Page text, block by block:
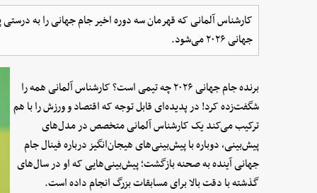
کارشناس آلمانی که قهرمان سه دوره اخیر جام جهانی را به
جهانی ۲۰۲۶ می‌شود.
برنده جام جهانی ۲۰۲۶ چه تیمی است؟ کارشناس آلمانی همه را
شگفت‌زده کرد! در پدیده‌ای قابل توجه که اقتصاد و ورزش را با هم
ترکیب می‌کند یک کارشناس آلمانی متخصص در مدل‌های
پیش‌بینی، دوباره با پیش‌بینی‌های هیجان‌انگیز درباره فینال جام
جهانی آینده به صحنه بازگشت؛ پیش‌بینی‌هایی که او در سال‌های
گذشته با دقت بالا برای مسابقات بزرگ انجام داده است.